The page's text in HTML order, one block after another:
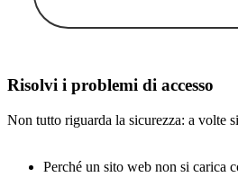
Risolvi i problemi di accesso
Non tutto riguarda la sicurezza: a volte
Perché un sito web non si carica